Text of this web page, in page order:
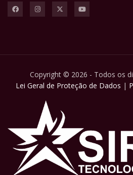
Copyright © 2026 - Todos os
Lei Geral de Proteção de Dados |